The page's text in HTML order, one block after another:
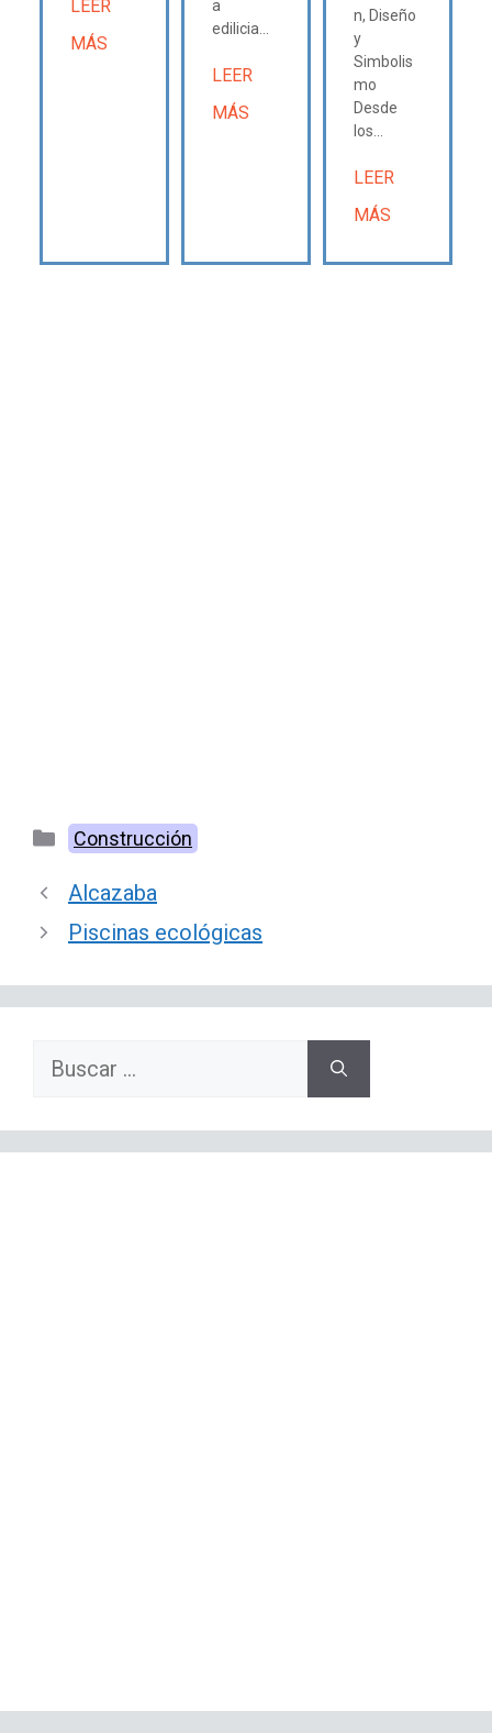
LEER
MÁS
a
edilicia...
LEER
MÁS
n, Diseño
y
Simbolis
mo
Desde
los...
LEER
MÁS
Categorías
Construcción
Alcazaba
Piscinas ecológicas
Buscar: